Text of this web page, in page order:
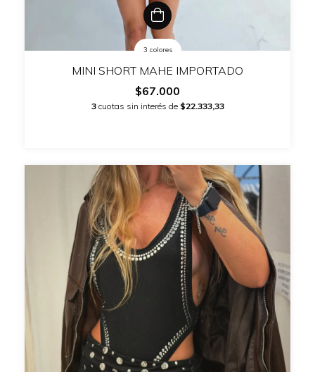
3 colores
MINI SHORT MAHE IMPORTADO
$67.000
3 cuotas sin interés de $22.333,33